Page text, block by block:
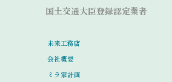
国土交通大臣登録認定業者
未来工務店
会社概要
ミラ家計画